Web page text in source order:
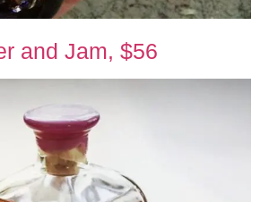
and Jam, $56